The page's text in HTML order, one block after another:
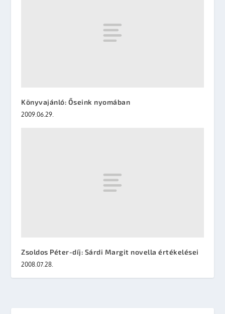
Könyvajánló: Őseink nyomában
2009.06.29.
Zsoldos Péter-díj: Sárdi Margit novella értékelései
2008.07.28.